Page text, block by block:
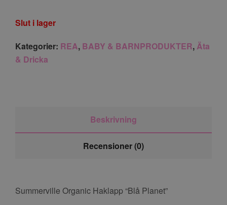
Slut i lager
Kategorier: REA, BABY & BARNPRODUKTER,Äta
& Dricka
Beskrivning
Recensioner (0)
Summerville Organic Haklapp “Blå Planet”